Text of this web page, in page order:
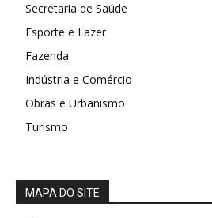
Secretaria de Saúde
Esporte e Lazer
Fazenda
Indústria e Comércio
Obras e Urbanismo
Turismo
MAPA DO SITE